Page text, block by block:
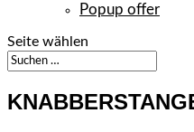
Popup offer
Seite wählen